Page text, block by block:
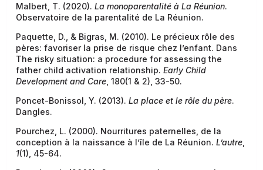
Malbert, T. (2020). La monoparentalité à La Réunion.
Observatoire de la parentalité de La Réunion.
Paquette, D., & Bigras, M. (2010). Le précieux rôle des
pères: favoriser la prise de risque chez l’enfant. Dans
The risky situation: a procedure for assessing the
father child activation relationship. Early Child
Development and Care , 180(1 & 2), 33-50.
Poncet-Bonissol, Y. (2013). La place et le rôle du père.
Dangles.
Pourchez, L. (2000). Nourritures paternelles, de la
conception à la naissance à l’île de La Réunion. L’autre
1(1), 45-64.